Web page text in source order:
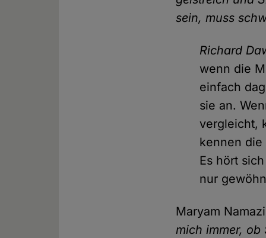
sein, muss
Richard
wenn die
einfach
sie an.
vergleicht,
kennen die
Es hört
nur
Maryam
mich immer, ob